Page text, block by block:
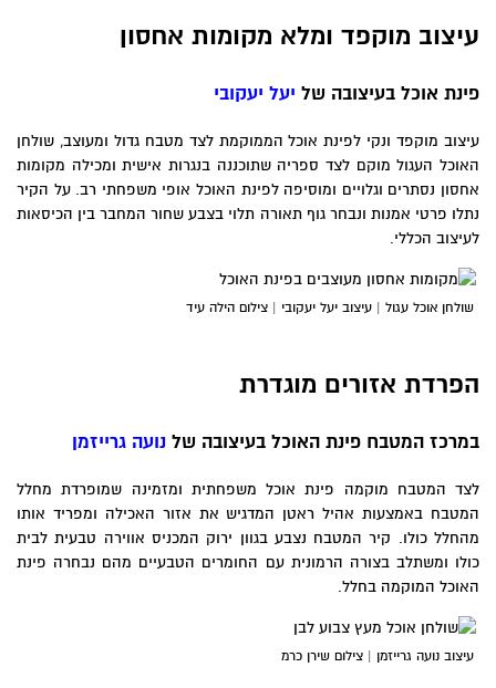
עיצוב מוקפד ומלא מקומות אחסון
פינת אוכל בעיצובה של יעל יעקובי
עיצוב מוקפד ונקי לפינת אוכל הממוקמת לצד מטבח גדול ומעוצב, שולחן
האוכל העגול מוקם לצד ספריה שתוכננה בנגרות אישית ומכילה מקומות
אחסון נסתרים וגלויים ומוסיפה לפינת האוכל אופי משפחתי רב. על הקיר
נתלו פרטי אמנות ונבחר גוף תאורה תלוי בצבע שחור המחבר בין הכיסאות
לעיצוב הכללי.
שולחן אוכל עגול | עיצוב יעל יעקובי | צילום הילה עיד
הפרדת אזורים מוגדרת
במרכז המטבח פינת האוכל בעיצובה של נועה גרייזמן
לצד המטבח מוקמה פינת אוכל משפחתית ומזמינה שמופרדת מחלל
המטבח באמצעות אהיל ראטן המדגיש את אזור האכילה ומפריד אותו
מהחלל כולו. קיר המטבח נצבע בגוון ירוק המכניס אווירה טבעית לבית
כולו ומשתלב בצורה הרמונית עם החומרים הטבעיים מהם נבחרה פינת
האוכל המוקמה בחלל.
עיצוב נועה גרייזמן | צילום שירן כרמ